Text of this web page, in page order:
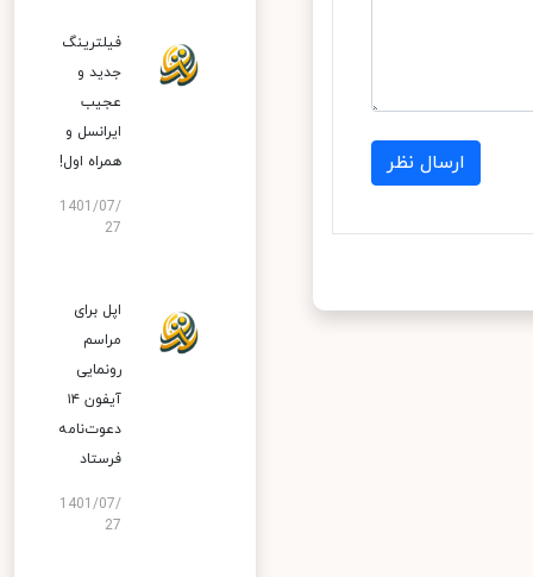
ارسال نظر
فیلترینگ
جدید و
عجیب
ایرانسل و
همراه اول!
1401/07/
27
اپل برای
مراسم
رونمایی
آیفون ۱۴
دعوت‌نامه
فرستاد
1401/07/
27